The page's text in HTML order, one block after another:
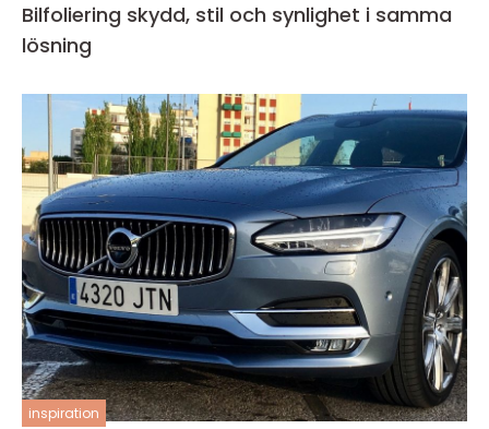
Bilfoliering skydd, stil och synlighet i samma
lösning
inspiration